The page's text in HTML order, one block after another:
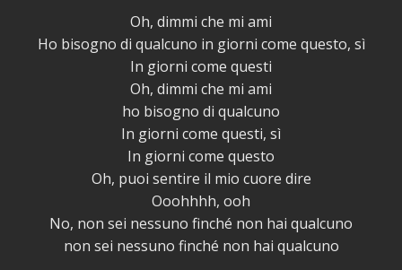
Oh, dimmi che mi ami
Ho bisogno di qualcuno in giorni come questo, sì
In giorni come questi
Oh, dimmi che mi ami
ho bisogno di qualcuno
In giorni come questi, sì
In giorni come questo
Oh, puoi sentire il mio cuore dire
Ooohhhh, ooh
No, non sei nessuno finché non hai qualcuno
non sei nessuno finché non hai qualcuno